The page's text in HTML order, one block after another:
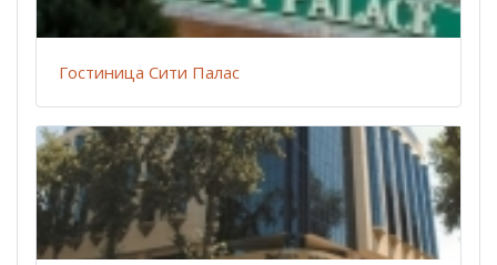
Гостиница Сити Палас